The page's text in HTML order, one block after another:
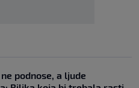
podnose, a ljude